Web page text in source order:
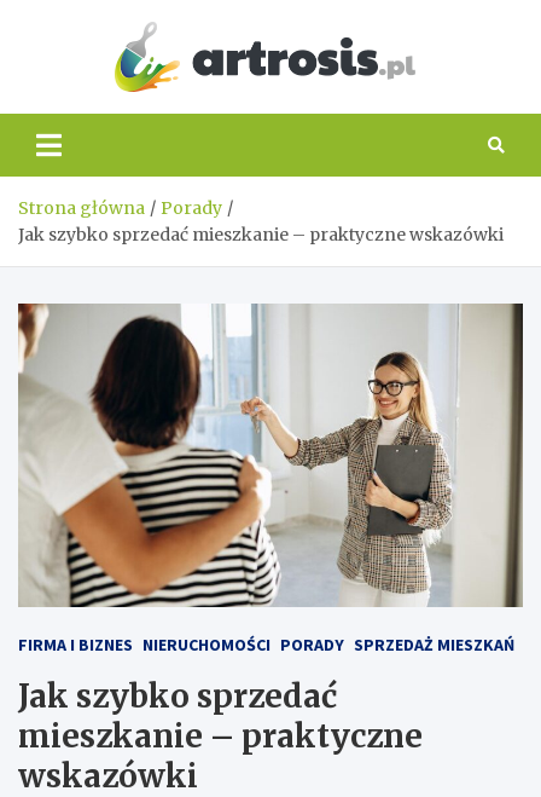
Strona główna
Porady
Jak szybko sprzedać mieszkanie – praktyczne wskazówki
FIRMA I BIZNES NIERUCHOMOŚCI PORADY SPRZEDAŻ MIESZKAŃ
Jak szybko sprzedać
mieszkanie – praktyczne
wskazówki